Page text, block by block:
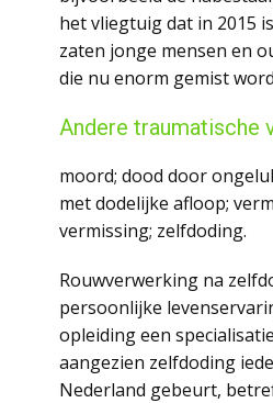
het vliegtuig dat in 2015
zaten jonge mensen en
die nu enorm gemist
Andere traumatische
moord; dood door
met dodelijke afloop;
vermissing; zelfdoding.
Rouwverwerking na
persoonlijke
opleiding een
aangezien zelfdoding
Nederland gebeurt,